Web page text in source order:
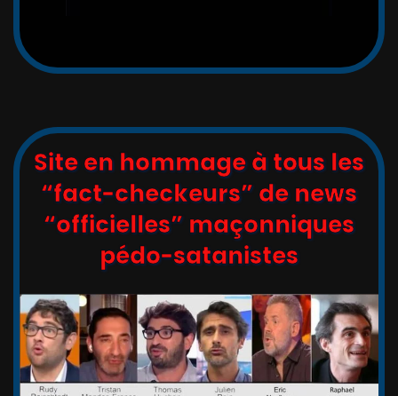
Site en hommage à tous les
“fact-checkeurs” de news
“officielles” maçonniques
pédo-satanistes